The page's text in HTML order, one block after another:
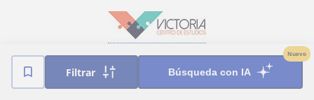
Filtrar Búsqueda con IA
Nuevo
Clases a domicilio más buscadas